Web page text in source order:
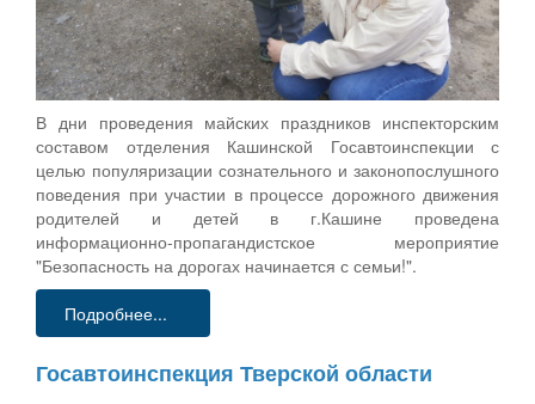
В дни проведения майских праздников инспекторским
составом отделения Кашинской Госавтоинспекции с
целью популяризации сознательного и законопослушного
поведения при участии в процессе дорожного движения
родителей и детей в г.Кашине проведена
информационно-пропагандистское мероприятие
"Безопасность на дорогах начинается с семьи!".
Подробнее...
Госавтоинспекция Тверской области